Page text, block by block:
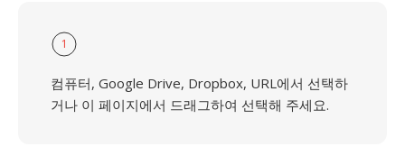
1
컴퓨터, Google Drive, Dropbox, URL에서 선택하
거나 이 페이지에서 드래그하여 선택해 주세요.